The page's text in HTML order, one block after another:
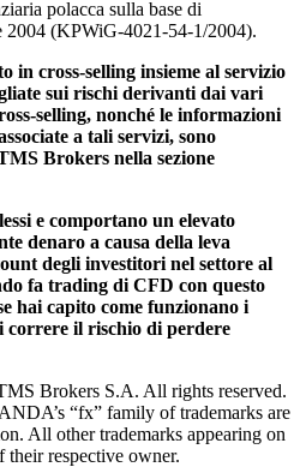
polacca sulla base di
2004 (KPWiG-4021-54-1/2004).
in cross-selling insieme al servizio
sui rischi derivanti dai vari
selling, nonché le informazioni
a tali servizi, sono
Brokers nella sezione
e comportano un elevato
denaro a causa della leva
degli investitori nel settore al
fa trading di CFD con questo
hai capito come funzionano i
correre il rischio di perdere
Brokers S.A. All rights reserved.
“fx” family of trademarks are
All other trademarks appearing on
their respective owner.